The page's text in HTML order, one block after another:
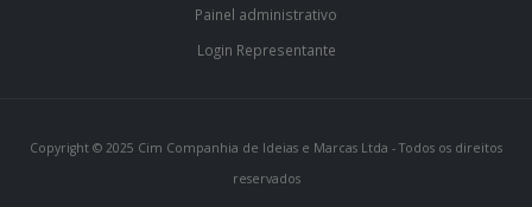
Painel administrativo
Login Representante
Copyright © 2025 Cim Companhia de Ideias e Marcas Ltda - Todos os direitos
reservados